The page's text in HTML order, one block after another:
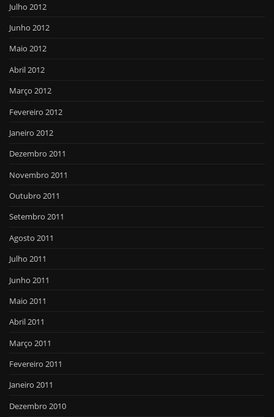
Julho 2012
Junho 2012
Maio 2012
Abril 2012
Março 2012
Fevereiro 2012
Janeiro 2012
Dezembro 2011
Novembro 2011
Outubro 2011
Setembro 2011
Agosto 2011
Julho 2011
Junho 2011
Maio 2011
Abril 2011
Março 2011
Fevereiro 2011
Janeiro 2011
Dezembro 2010